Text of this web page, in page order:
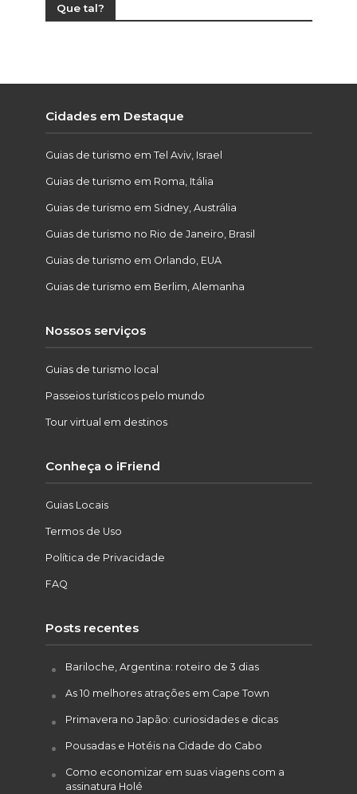
Que tal?
Cidades em Destaque
Guias de turismo em Tel Aviv, Israel
Guias de turismo em Roma, Itália
Guias de turismo em Sidney, Austrália
Guias de turismo no Rio de Janeiro, Brasil
Guias de turismo em Orlando, EUA
Guias de turismo em Berlim, Alemanha
Nossos serviços
Guias de turismo local
Passeios turísticos pelo mundo
Tour virtual em destinos
Conheça o iFriend
Guias Locais
Termos de Uso
Política de Privacidade
FAQ
Posts recentes
Bariloche, Argentina: roteiro de 3 dias
As 10 melhores atrações em Cape Town
Primavera no Japão: curiosidades e dicas
Pousadas e Hotéis na Cidade do Cabo
Como economizar em suas viagens com a
assinatura Holé